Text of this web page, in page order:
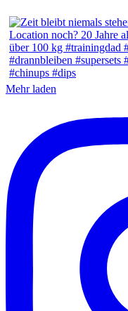
Mehr laden